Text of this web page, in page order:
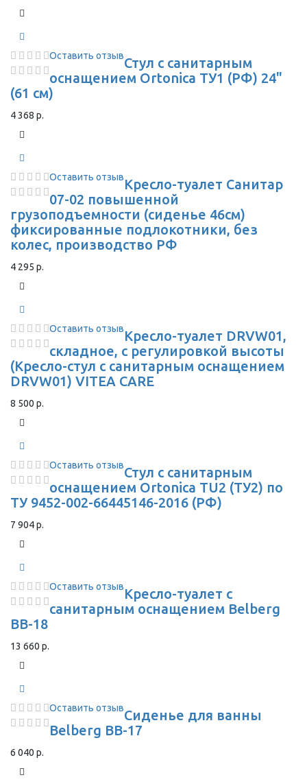
Оставить отзывСтул с санитарным
оснащением Ortonica ТУ1 (РФ) 24"
(61 см)
4 368 р.
Оставить отзывКресло-туалет Санитар
07-02 повышенной
грузоподъемности (сиденье 46см)
фиксированные подлокотники, без
колес, производство РФ
4 295 р.
Оставить отзывКресло-туалет DRVW01,
складное, с регулировкой высоты
(Кресло-стул с санитарным оснащением
DRVW01) VITEA CARE
8 500 р.
Оставить отзывСтул с санитарным
оснащением Ortonica TU2 (ТУ2) по
ТУ 9452-002-66445146-2016 (РФ)
7 904 р.
Оставить отзывКресло-туалет с
санитарным оснащением Belberg
BB-18
13 660 р.
Оставить отзывСиденье для ванны
Belberg BB-17
6 040 р.